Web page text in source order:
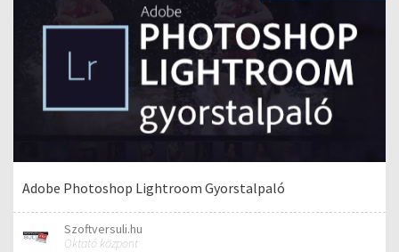
Adobe Photoshop Lightroom Gyorstalpaló
Szoftversuli.hu
Oktató központ